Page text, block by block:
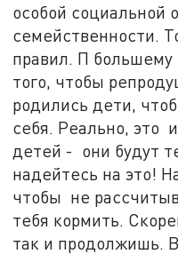
особой социальной
семейственности.
правил. П
того, чтобы
родились дети,
себя. Реально, это
детей - они будут
надейтесь на это!
чтобы не
тебя кормить.
так и продолжишь.